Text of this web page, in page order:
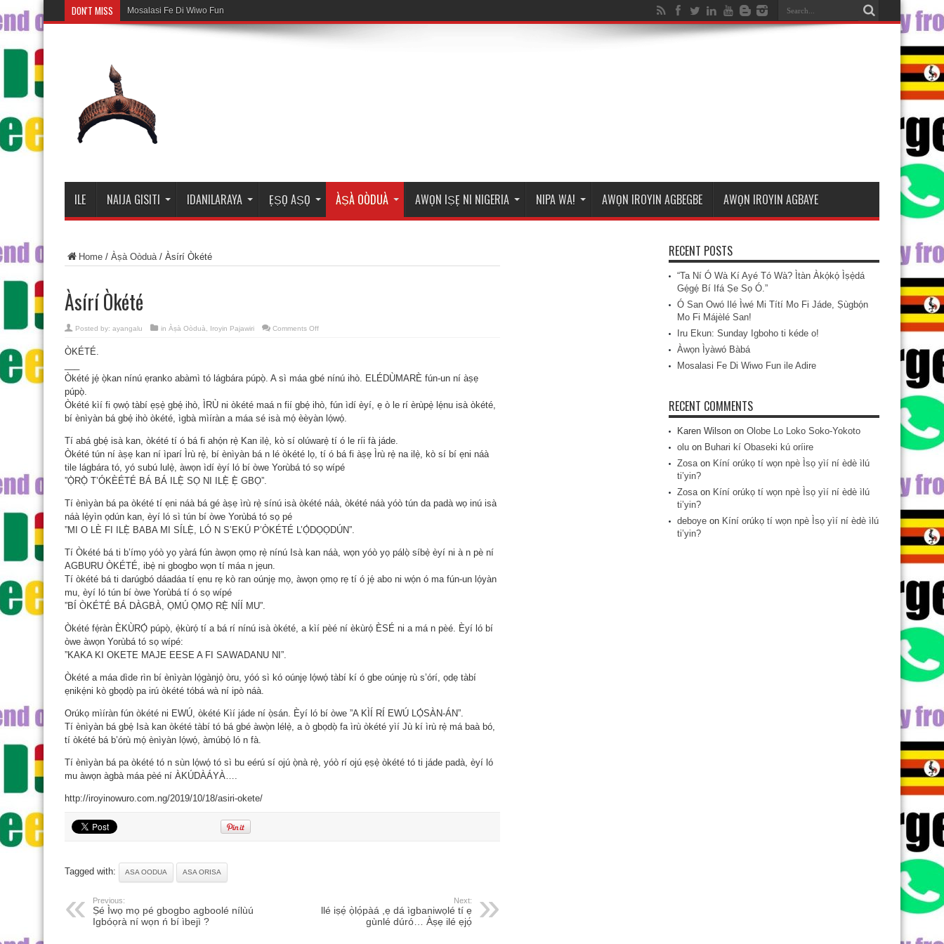
DON'T MISS Mosalasi Fe Di Wiwo Fun ile Adire
ILE NAIJA GISITI IDANILARAYA ẸṢỌ AṢỌ ÀṢÀ OÒDUÀ AWỌN IṢẸ NI NIGERIA NIPA WA! AWỌN IROYIN AGBEGBE AWỌN IROYIN AGBAYE
Home / Àṣà Oòduà/ Àsírí Òkété
Àsírí Òkété
Posted by: ayangalu in Àṣà Oòduà Iroyin Pajawiri Comments Offon
ÒKÉTÉ.
Òkété jẹ́ ọ̀kan nínú ẹranko abàmì tó lágbára púpọ̀. A sì máa gbé nínú ihò. ELÉDÙMARÈ fún-un ní àṣẹ
púpọ̀.
Òkété kìí fi ọwọ́ tàbí ẹṣẹ̀ gbẹ́ ihò, ÌRÙ ni òkété maá n fií gbẹ́ ihò, fún ìdí èyí, ẹ ò le rí èrùpẹ̀ lẹ́nu isà òkété,
bí ènìyàn bá gbẹ́ ihò òkété, ìgbà mìíràn a máa sé isà mọ́ èèyàn lọ́wọ́.
Tí abá gbẹ́ isà kan, òkété tí ó bá fi ahọ́n rẹ̀ Kan ilẹ̀, kò sí olúwarẹ̀ tí ó le ríi fà jáde.
Òkété tún ní àṣẹ kan ní ìparí Ìrù rẹ̀, bí ènìyàn bá n lé òkété lọ, tí ó bá fi àṣẹ Ìrù rẹ̀ na ilẹ̀, kò sí bí ẹni náà
tile lágbára tó, yó subú lulẹ̀, àwọn ìdí èyí ló bí òwe Yorùbá tó sọ wípé
”Ọ̀RỌ̀ T’ÓKÈÉTÉ BÁ BÁ ILẸ̀ SỌ NI ILẸ̀ Ẹ̀ GBỌ”.
Tí ènìyàn bá pa òkété tí ẹni náà bá gé àṣẹ ìrù rẹ̀ sínú isà òkété náà, òkété náà yóò tún da padà wọ inú isà
náà lẹ́yìn ọdún kan, èyí ló sì tún bí òwe Yorùbá tó sọ pé
”MI O LÈ FI ILẸ̀ BABA MI SÍLẸ̀, LÓ N S’EKÚ P’ÒKÉTÉ L’Ọ́DỌỌDÚN”.
Tí Òkété bá ti b’ímọ yóò yọ yàrá fún àwọn ọmọ rẹ̀ nínú Isà kan náà, wọn yóò yọ pálọ̀ síbẹ̀ èyí ni à n pè ní
AGBURU ÒKÉTÉ, ibẹ̀ ni gbogbo wọn tí máa n jẹun.
Tí òkété bá ti darúgbó dáadáa tí ẹnu rẹ kò ran oúnjẹ mọ, àwọn ọmọ rẹ tí ó jẹ́ abo ni wọ́n ó ma fún-un lọ́yàn
mu, èyí ló tún bí òwe Yorùbá tí ó sọ wípé
”BÍ ÒKÉTÉ BÁ DÀGBÀ, ỌMÚ ỌMỌ RẸ̀ NÍÍ MU”.
Òkété fẹ́ràn ÈKÙRỌ́ púpọ̀, ẹ̀kùrọ́ tí a bá rí nínú isà òkété, a kìí pèé ní èkùrọ́ ÈSÉ ni a má n pèé. Èyí ló bí
òwe àwọn Yorùbá tó sọ wípé:
”KAKA KI OKETE MAJE EESE A FI SAWADANU NI”.
Òkété a máa dìde rìn bí ènìyàn lọ́gànjọ́ òru, yóó sì kó oúnjẹ lọ́wọ́ tàbí kí ó gbe oúnjẹ rù s’órí, ọdẹ tàbí
ẹnikẹ́ni kò gbọdọ̀ pa irú òkété tóbá wà ní ipò náà.
Orúkọ mìíràn fún òkété ni EWÚ, òkété Kìí jáde ní ọ̀sán. Èyí ló bí òwe ”A KÌÍ RÍ EWÚ LỌ́SÀN-ÁN”.
Tí ènìyàn bá gbẹ́ Isà kan òkété tàbí tó bá gbé àwọ̀n lélẹ̀, a ò gbọdọ̀ fa ìrù òkété yìí Jù kí ìrù rẹ̀ má baà bó,
tí òkété bá b’órù mọ́ ènìyàn lọ́wọ́, àmúbọ́ ló n fà.
Tí ènìyàn bá pa òkété tó n sùn lọ́wọ́ tó sì bu eérú sí ojú ọ̀nà rẹ̀, yóò rí ojú ẹṣẹ̀ òkété tó ti jáde padà, èyí ló
mu àwọn àgbà máa pèé ní ÀKÚDÀÁYÀ….
http://iroyinowuro.com.ng/2019/10/18/asiri-okete/
Tagged with: ASA OODUA ASA ORISA
Previous:
Ṣé Ìwọ mọ pé gbogbo agboolé nílùú
Igbóọrà ní wọn ń bí ìbejì ?
Next:
llé iṣẹ́ ọ̀lọ́pàá ,ẹ dá ìgbaniwọlé tí ẹ
gùnlé dúró… Àṣẹ ilé ẹjọ́
RECENT POSTS
“Ta Ní Ó Wà Kí Ayé Tó Wà? Ìtàn Àkọ́kọ́ Ìṣẹ̀dá
Gẹ́gẹ́ Bí Ifá Ṣe Sọ Ó.”
Ó San Owó Ilé Ìwé Mi Títí Mo Fi Jáde, Ṣùgbọ́n
Mo Fi Májèlé San!
Iru Ekun: Sunday Igboho ti kéde o!
Àwọn Ìyàwó Bàbá
Mosalasi Fe Di Wiwo Fun ile Adire
RECENT COMMENTS
Karen Wilson on Olobe Lo Loko Soko-Yokoto
olu on Buhari kí Obaseki kú oríire
Zosaon Kíní orúkọ tí wọn npè Ìsọ yìí ní èdè ìlú
ti’yin?
Zosaon Kíní orúkọ tí wọn npè Ìsọ yìí ní èdè ìlú
ti’yin?
deboye on Kíní orúkọ tí wọn npè Ìsọ yìí ní èdè ìlú
ti’yin?